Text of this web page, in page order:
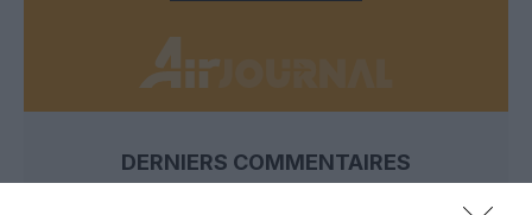
DERNIERS COMMENTAIRES